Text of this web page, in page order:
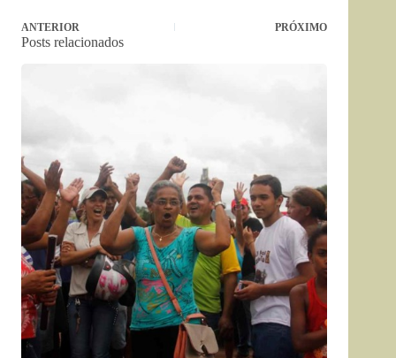
ANTERIOR PRÓXIMO
Posts relacionados